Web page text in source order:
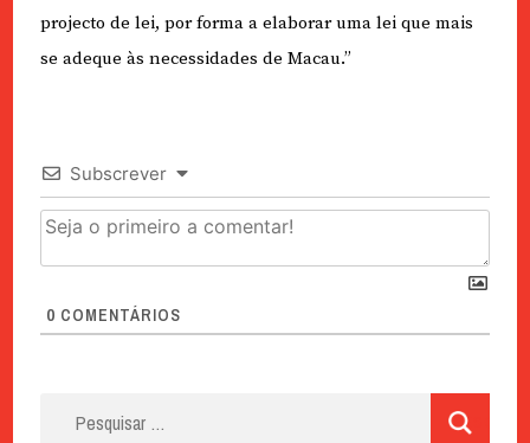
projecto de lei, por forma a elaborar uma lei que mais
se adeque às necessidades de Macau.”
Subscrever
0 COMENTÁRIOS